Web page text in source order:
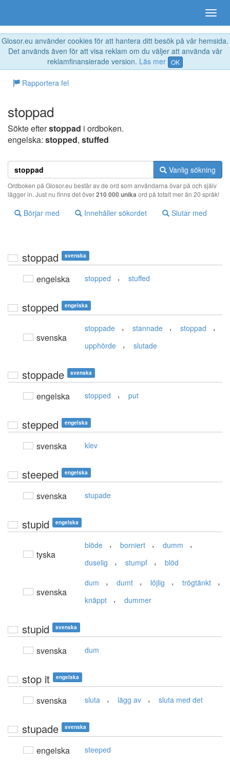
Glosor.eu använder cookies för att hantera ditt besök på vår hemsida.
Det används även för att visa reklam om du väljer att använda vår
reklamfinansierade version. Läs mer OK
Rapportera fel
stoppad
Sökte efterstoppad i ordboken.
engelska: stopped, stuffed
Vanlig sökning
Ordboken på Glosor.eu består av de ord som användarna övar på och själv
lägger in. Just nu finns det över210 000 unika ord på totalt mer än 20 språk!
Börjar med Innehåller sökordet Slutar med
stoppad svenska
engelska stopped , stuffed
stopped engelska
svenska
stoppade , stannade , stoppad ,
upphörde , slutade
stoppade svenska
engelska stopped , put
stepped engelska
svenska klev
steeped engelska
svenska stupade
stupid engelska
tyska
blöde , borniert , dumm ,
duselig , stumpf , blöd
svenska
dum , dumt , löjlig , trögtänkt ,
knäppt , dummer
stupid svenska
svenska dum
stop it engelska
svenska sluta , lägg av , sluta med det
stupade svenska
engelska steeped